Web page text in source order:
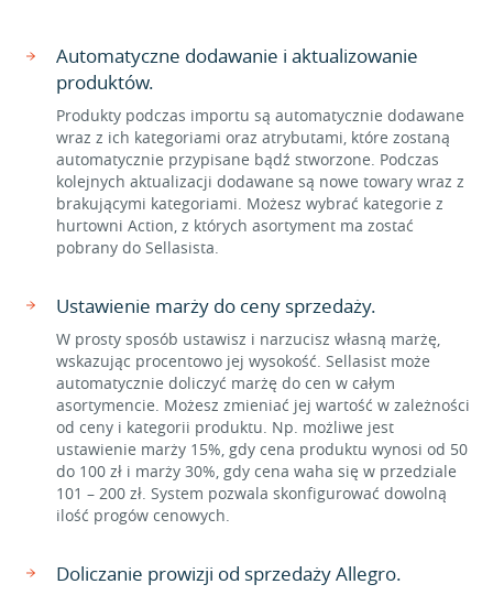
Automatyczne dodawanie i aktualizowanie
produktów.
Produkty podczas importu są automatycznie dodawane
wraz z ich kategoriami oraz atrybutami, które zostaną
automatycznie przypisane bądź stworzone. Podczas
kolejnych aktualizacji dodawane są nowe towary wraz z
brakującymi kategoriami. Możesz wybrać kategorie z
hurtowni Action, z których asortyment ma zostać
pobrany do Sellasista.
Ustawienie marży do ceny sprzedaży.
W prosty sposób ustawisz i narzucisz własną marżę,
wskazując procentowo jej wysokość. Sellasist może
automatycznie doliczyć marżę do cen w całym
asortymencie. Możesz zmieniać jej wartość w zależności
od ceny i kategorii produktu. Np. możliwe jest
ustawienie marży 15%, gdy cena produktu wynosi od 50
do 100 zł i marży 30%, gdy cena waha się w przedziale
101 – 200 zł. System pozwala skonfigurować dowolną
ilość progów cenowych.
Doliczanie prowizji od sprzedaży Allegro.